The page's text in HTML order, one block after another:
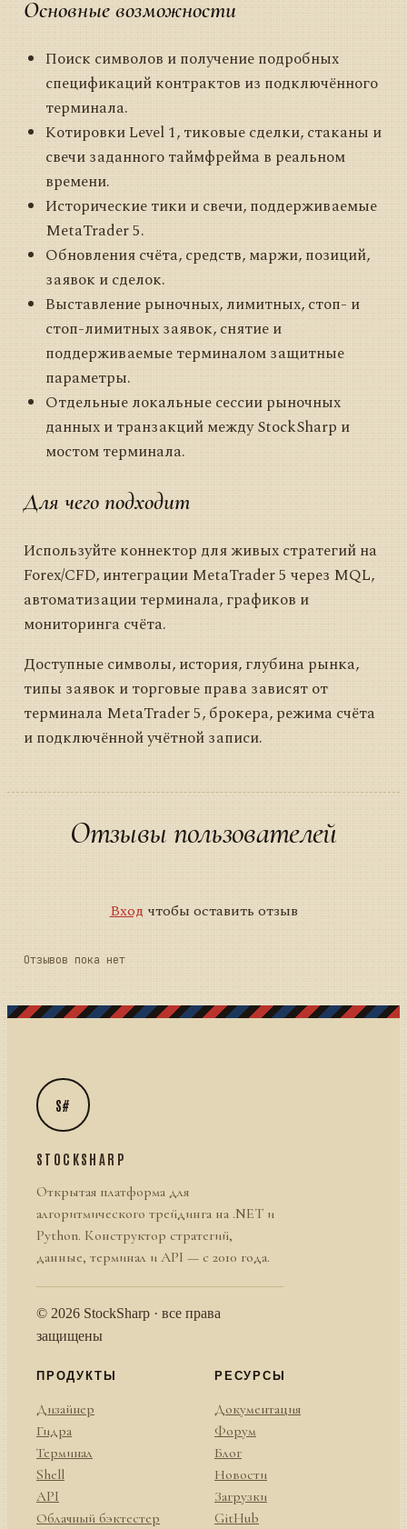
Основные возможности
Поиск символов и получение подробных
спецификаций контрактов из подключённого
терминала.
Котировки Level 1, тиковые сделки, стаканы и
свечи заданного таймфрейма в реальном
времени.
Исторические тики и свечи, поддерживаемые
MetaTrader 5.
Обновления счёта, средств, маржи, позиций,
заявок и сделок.
Выставление рыночных, лимитных, стоп- и
стоп-лимитных заявок, снятие и
поддерживаемые терминалом защитные
параметры.
Отдельные локальные сессии рыночных
данных и транзакций между StockSharp и
мостом терминала.
Для чего подходит
Используйте коннектор для живых стратегий на
Forex/CFD, интеграции MetaTrader 5 через MQL,
автоматизации терминала, графиков и
мониторинга счёта.
Доступные символы, история, глубина рынка,
типы заявок и торговые права зависят от
терминала MetaTrader 5, брокера, режима счёта
и подключённой учётной записи.
Отзывы пользователей
Вход чтобы оставить отзыв
Отзывов пока нет
S#
STOCKSHARP
Открытая платформа для
алгоритмического трейдинга на .NET и
Python. Конструктор стратегий,
данные, терминал и API — с 2010 года.
© 2026 StockSharp · все права
защищены
ПРОДУКТЫ
Дизайнер
Гидра
Терминал
Shell
API
Облачный бэктестер
РЕСУРСЫ
Документация
Форум
Блог
Новости
Загрузки
GitHub